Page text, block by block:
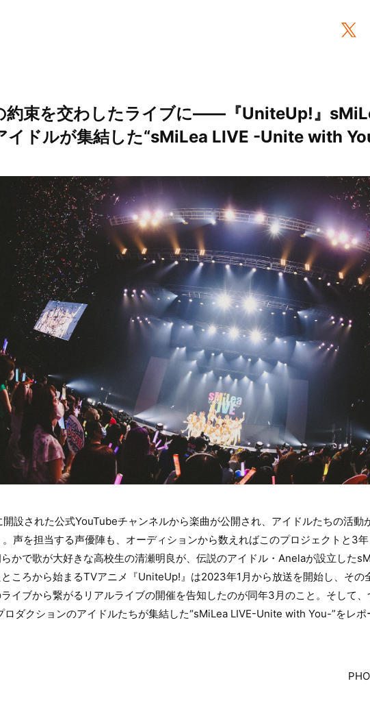
約束を交わしたライブに――『UniteUp!』
イドルが集結した“sMiLea LIVE -Unite with
開設された公式YouTubeチャンネルから楽曲が公開され、アイドルたちの活動
。声を担当する声優陣も、オーディションから数えればこのプロジェクトと3
かで歌が大好きな高校生の清瀬明良が、伝説のアイドル・Anelaが設立した
ころから始まるTVアニメ『UniteUp!』は2023年1月から放送を開始し、その
イブから繋がるリアルライブの開催を告知したのが同年3月のこと。そして
ロダクションのアイドルたちが集結した“sMiLea LIVE-Unite with You-”をレポ